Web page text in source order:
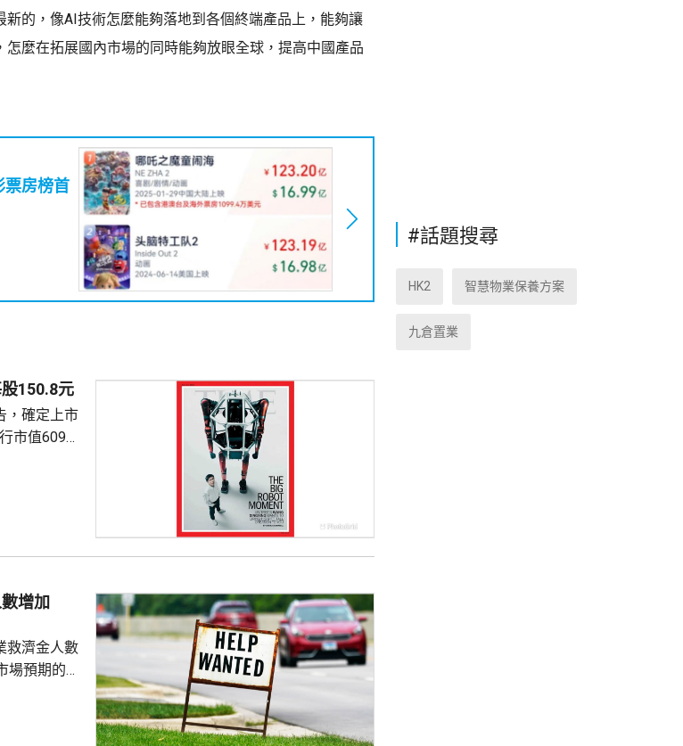
的，像AI技術怎麼能夠落地到各個終端產品上，能夠讓
麼在拓展國內市場的同時能夠放眼全球，提高中國產品
票房榜首
150.8元
，確定上市
市值609億
量佔發行後
成後，宇
增加
救濟金人數
場預期的
#話題搜尋
HK2 智慧物業保養方案
九倉置業